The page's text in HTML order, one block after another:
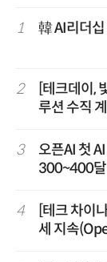
1 韓 AI리더
2
[테크데이,
루션 수직
3
오픈AI 첫
300~400달
4
[테크 차이
세 지속